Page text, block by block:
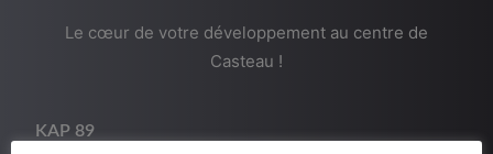
Le cœur de votre développement au centre de
Casteau !
KAP 89